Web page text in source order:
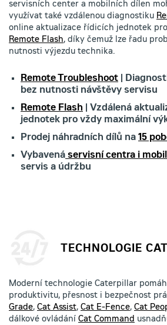
servisních center a mobilních dílen
využívat také vzdálenou diagnostiku
online aktualizace řídicích jednotek
Remote Flash, díky čemuž lze řadu
nutnosti výjezdu technika.
Remote Troubleshoot |
bez nutnosti návštěvy servisu
Remote Flash | Vzdálená
jednotek pro vždy maximální
Prodej náhradních dílů na 15
Vybavená servisní centra i
servis a údržbu
TECHNOLOGIE CAT
Moderní technologie Caterpillar
produktivitu, přesnost i bezpečnost
Grade, Cat Assist, Cat E-Fence, Cat
dálkové ovládání Cat Command